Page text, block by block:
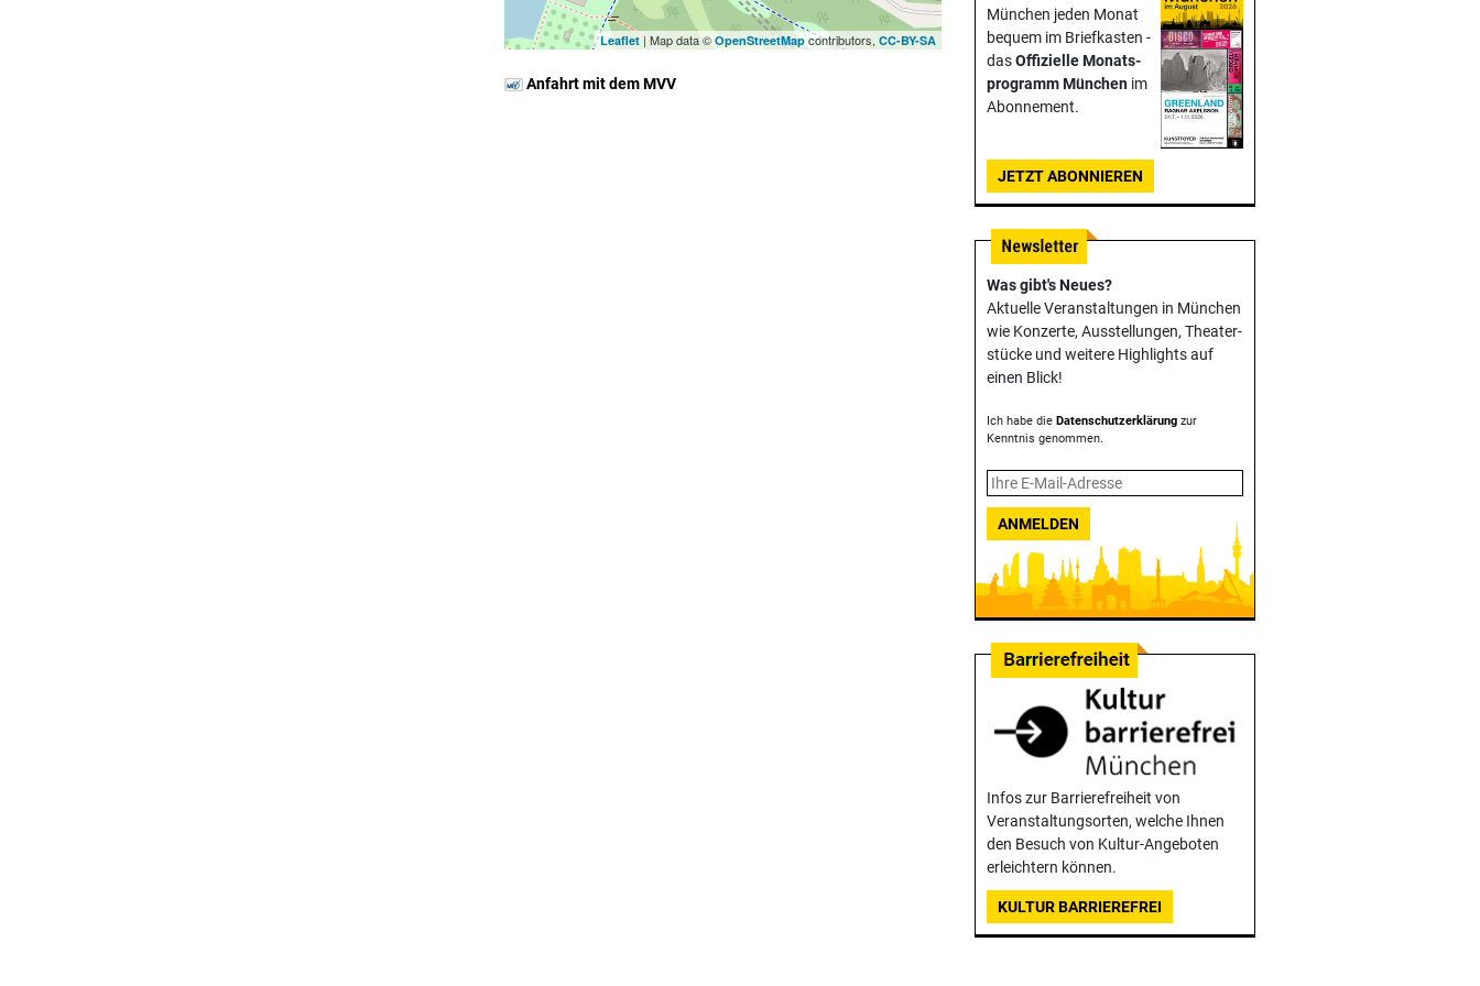
Leaflet| Map data © OpenStreetMap contributors, CC-BY-SA
Anfahrt mit dem MVV
München jeden Monat
bequem im Briefkasten -
dasOffizielle Monats­
programm München im
Abonnement.
JETZT ABONNIEREN
Was gibt's Neues?
Aktuelle Veranstaltungen in München
wie Konzerte, Ausstellungen, Theater­
stücke und weitere Highlights auf
einen Blick!
Ich habe die Datenschutzerklärung zur
Kenntnis genommen.
ANMELDEN
Infos zur Barrierefreiheit von
Veranstaltungsorten, welche Ihnen
den Besuch von Kultur-Angeboten
erleichtern können.
KULTUR BARRIEREFREI